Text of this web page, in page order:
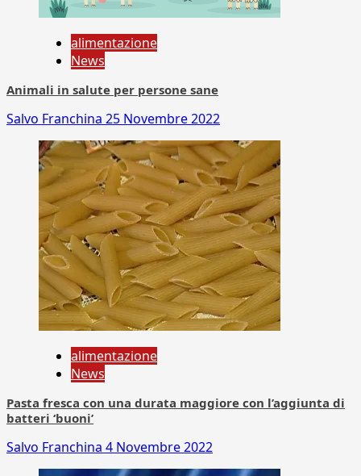
alimentazione
News
Animali in salute per persone sane
Salvo Franchina 25 Novembre 2022
alimentazione
News
Pasta fresca con una durata maggiore con l’aggiunta di
batteri ‘buoni’
Salvo Franchina 4 Novembre 2022